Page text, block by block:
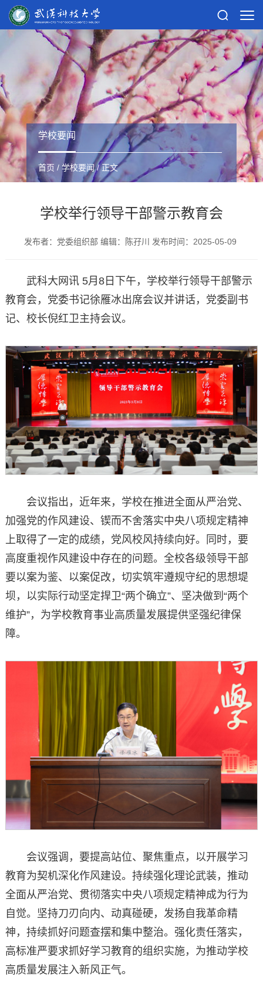
学校要闻
首页 / 学校要闻/ 正文
学校举行领导干部警示教育会
发布者：党委组织部 编辑：陈孖川 发布时间：2025-05-09
武科大网讯 5月8日下午，学校举行领导干部警示
教育会，党委书记徐雁冰出席会议并讲话，党委副书
记、校长倪红卫主持会议。
会议指出，近年来，学校在推进全面从严治党、
加强党的作风建设、锲而不舍落实中央八项规定精神
上取得了一定的成绩，党风校风持续向好。同时，要
高度重视作风建设中存在的问题。全校各级领导干部
要以案为鉴、以案促改，切实筑牢遵规守纪的思想堤
坝，以实际行动坚定捍卫“两个确立”、坚决做到“两个
维护”，为学校教育事业高质量发展提供坚强纪律保
障。
会议强调，要提高站位、聚焦重点，以开展学习
教育为契机深化作风建设。持续强化理论武装，推动
全面从严治党、贯彻落实中央八项规定精神成为行为
自觉。坚持刀刃向内、动真碰硬，发扬自我革命精
神，持续抓好问题查摆和集中整治。强化责任落实，
高标准严要求抓好学习教育的组织实施，为推动学校
高质量发展注入新风正气。